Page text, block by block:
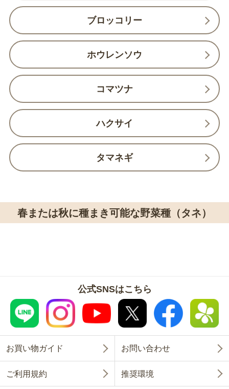
ブロッコリー
ホウレンソウ
コマツナ
ハクサイ
タマネギ
春または秋に種まき可能な野菜種（タネ）
公式SNSはこちら
お買い物ガイド お問い合わせ
ご利用規約 推奨環境